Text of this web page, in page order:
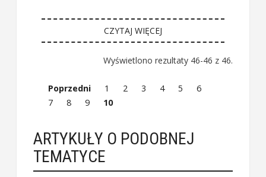
CZYTAJ WIĘCEJ
Wyświetlono rezultaty 46-46 z 46.
Poprzedni 1 2 3 4 5
6
7
8 9 10
ARTYKUŁY O PODOBNEJ
TEMATYCE